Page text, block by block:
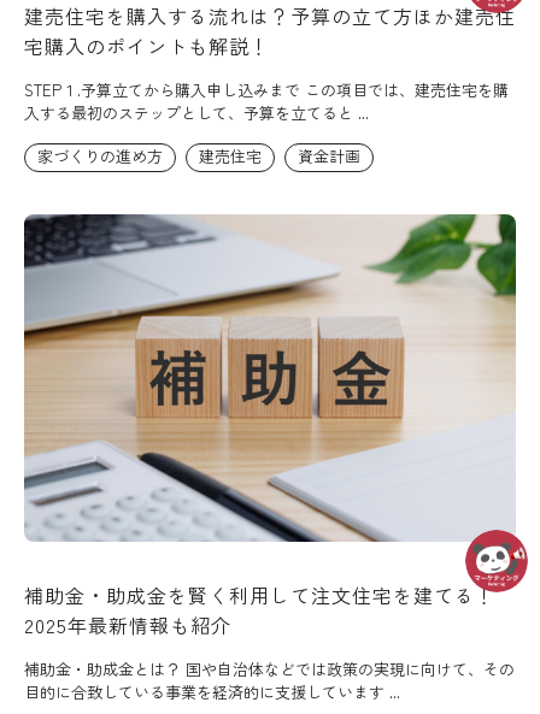
建売住宅を購入する流れは？予算の立て方ほか建売住
宅購入のポイントも解説！
STEP１.予算立てから購入申し込みまで この項目では、建売住宅を購
入する最初のステップとして、予算を立てると ...
家づくりの進め方
建売住宅 資金計画
補助金・助成金を賢く利用して注文住宅を建てる！
2025年最新情報も紹介
補助金・助成金とは？ 国や自治体などでは政策の実現に向けて、その
目的に合致している事業を経済的に支援しています ...